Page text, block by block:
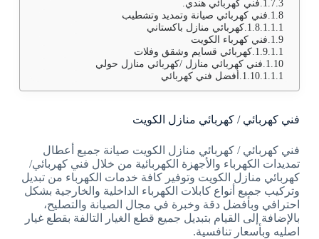
فني كهربائي هندي.
فني كهربائي صيانة وتمديد وتشطيب
كهربائي منازل باكستاني
فني كهرباء الكويت
كهربائي قسايم وشقق وفلات
فني كهربائي منازل /كهربائي منازل حولي
أفضل فني كهربائي
فني كهربائي / كهربائي منازل الكويت
فني كهربائي / كهربائي منازل الكويت صيانة جميع أعطال
تمديدات الكهرباء والأجهزة الكهربائية من خلال فني كهربائي/
كهربائي منازل الكويت وتوفير كافة خدمات الكهرباء من تبديل
وتركيب جميع أنواع كابلات الكهرباء الداخلية والخارجية بشكل
احترافي وبأفضل دقة وخبرة في مجال الصيانة والتصليح،
بالإضافة إلى القيام بتبديل جميع قطع الغيار التالفة بقطع غيار
اصليه وبأسعار تنافسية.